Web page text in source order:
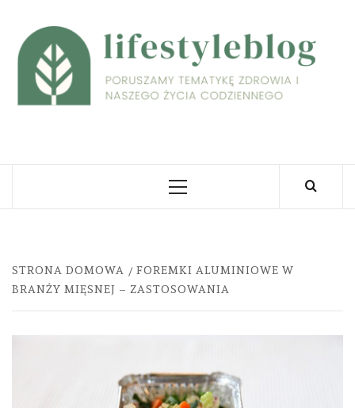
content
Primary
STRONA DOMOWA
FOREMKI ALUMINIOWE W
BRANŻY MIĘSNEJ – ZASTOSOWANIA